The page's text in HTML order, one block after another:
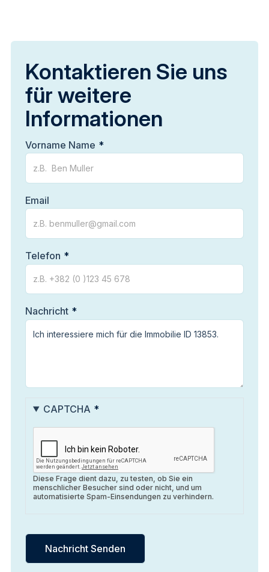
Kontaktieren Sie uns
für weitere
Informationen
Vorname Name
Email
Telefon
Nachricht
CAPTCHA
Diese Frage dient dazu, zu testen, ob Sie ein
menschlicher Besucher sind oder nicht, und um
automatisierte Spam-Einsendungen zu verhindern.